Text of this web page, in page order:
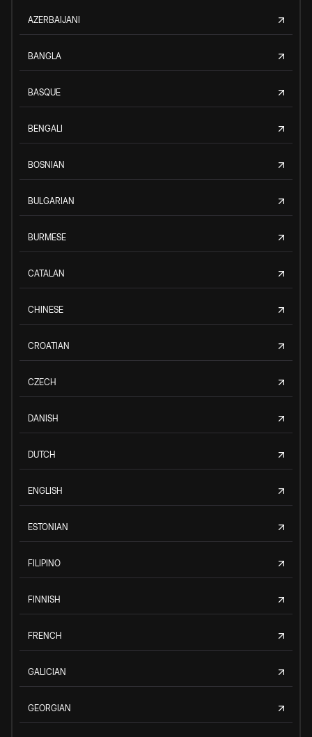
AZERBAIJANI
BANGLA
BASQUE
BENGALI
BOSNIAN
BULGARIAN
BURMESE
CATALAN
CHINESE
CROATIAN
CZECH
DANISH
DUTCH
ENGLISH
ESTONIAN
FILIPINO
FINNISH
FRENCH
GALICIAN
GEORGIAN